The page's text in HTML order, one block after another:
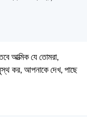
আত্মিক যে তোমরা,
কর, আপনাকে দেখ, পাছে